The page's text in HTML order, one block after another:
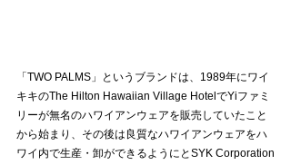
「TWO PALMS」というブランドは、1989年にワイ
キキのThe Hilton Hawaiian Village HotelでYiファミ
リーが無名のハワイアンウェアを販売していたこと
から始まり、その後は良質なハワイアンウェアをハ
ワイ内で生産・卸ができるようにとSYK Corporation